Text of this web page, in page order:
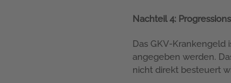
Nachteil 4:
Das GKV-Krankengeld
angegeben werden.
nicht direkt besteuert